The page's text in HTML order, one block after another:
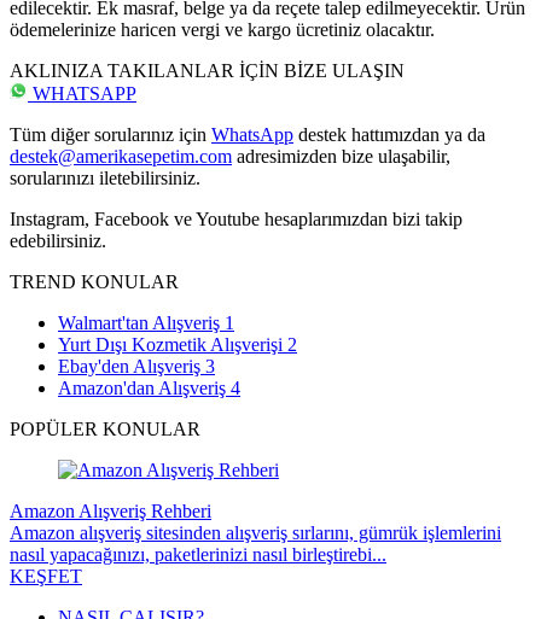
edilecektir. Ek masraf, belge ya da reçete talep edilmeyecektir. Ürün
ödemelerinize haricen vergi ve kargo ücretiniz olacaktır.
AKLINIZA TAKILANLAR İÇİN BİZE ULAŞIN
WHATSAPP
Tüm diğer sorularınız için WhatsApp destek hattımızdan ya da
destek@amerikasepetim.com adresimizden bize ulaşabilir,
sorularınızı iletebilirsiniz.
Instagram, Facebook ve Youtube hesaplarımızdan bizi takip
edebilirsiniz.
TREND KONULAR
Walmart'tan Alışveriş 1
Yurt Dışı Kozmetik Alışverişi 2
Ebay'den Alışveriş 3
Amazon'dan Alışveriş 4
POPÜLER KONULAR
Amazon Alışveriş Rehberi
Amazon alışveriş sitesinden alışveriş sırlarını, gümrük işlemlerini
nasıl yapacağınızı, paketlerinizi nasıl birleştirebi...
KEŞFET